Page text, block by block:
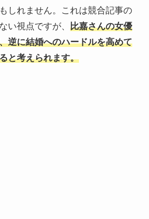
しれません。これは競合記事の
い視点ですが、 比嘉さんの女優
逆に結婚へのハードルを高めて
と考えられます。